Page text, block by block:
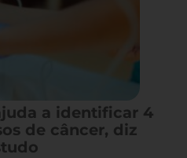
a identificar 4
de câncer, diz